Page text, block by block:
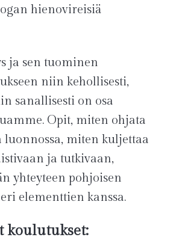
hienovireisiä
ja sen tuominen
niin kehollisesti,
sanallisesti on osa
Opit, miten ohjata
luonnossa, miten kuljettaa
ja tutkivaan,
yhteyteen pohjoisen
elementtien kanssa.
koulutukset: